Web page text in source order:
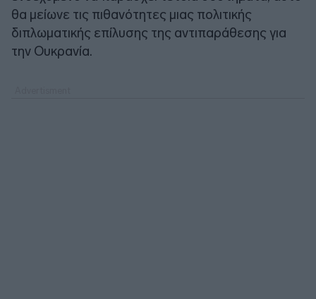
θα μείωνε τις πιθανότητες μιας πολιτικής
διπλωματικής επίλυσης της αντιπαράθεσης για
την Ουκρανία.